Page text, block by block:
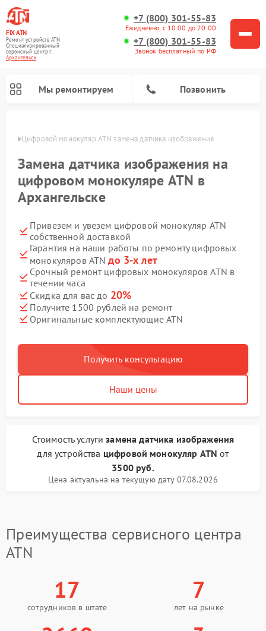
FIX-ATN
Ремонт устройств ATN
Специализированный
cервисный центр г.
Архангельск
+7 (800) 301-55-83
Ежедневно, с 10:00 до 20:00
+7 (800) 301-55-83
Звонок бесплатный по РФ
Мы ремонтируем Позвонить
Цифровой монокуляр ATN замена датчика изображения
Замена датчика изображения на
цифровом монокуляре ATN в
Архангельске
Привезем и увезем цифровой монокуляр ATN
собственной доставкой
Гарантия на наши работы по ремонту цифровых
монокуляров ATNдо 3-х лет
Срочный ремонт цифровых монокуляров ATN в
течении часа
Скидка для вас до 20%
Получите 1500 рублей на ремонт
Оригинальные комплектующие ATN
Получить консультацию
Наши цены
Стоимость услугизамена датчика изображения
для устройства цифровой монокуляр ATN от
3500 руб.
Цена актуальна на текущую дату 07.08.2026
Преимущества сервисного центра
ATN
17
сотрудников в штате
7
лет на рынке